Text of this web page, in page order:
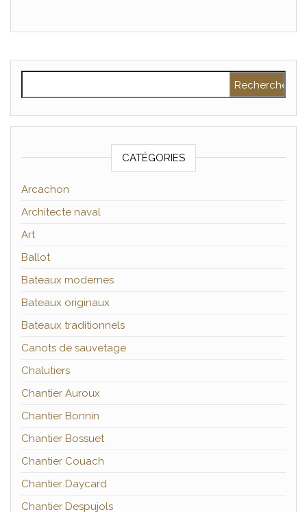
CATÉGORIES
Arcachon
Architecte naval
Art
Ballot
Bateaux modernes
Bateaux originaux
Bateaux traditionnels
Canots de sauvetage
Chalutiers
Chantier Auroux
Chantier Bonnin
Chantier Bossuet
Chantier Couach
Chantier Daycard
Chantier Despujols